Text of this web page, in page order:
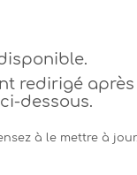
redirigé après
dessous.
à le mettre à